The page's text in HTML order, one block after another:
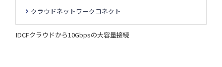
クラウドネットワークコネクト
IDCFクラウドから10Gbpsの大容量接続